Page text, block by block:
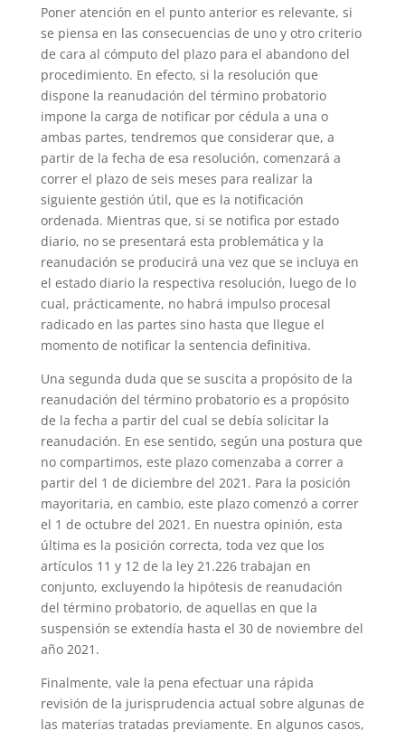
Poner atención en el punto anterior es relevante, si
se piensa en las consecuencias de uno y otro criterio
de cara al cómputo del plazo para el abandono del
procedimiento. En efecto, si la resolución que
dispone la reanudación del término probatorio
impone la carga de notificar por cédula a una o
ambas partes, tendremos que considerar que, a
partir de la fecha de esa resolución, comenzará a
correr el plazo de seis meses para realizar la
siguiente gestión útil, que es la notificación
ordenada. Mientras que, si se notifica por estado
diario, no se presentará esta problemática y la
reanudación se producirá una vez que se incluya en
el estado diario la respectiva resolución, luego de lo
cual, prácticamente, no habrá impulso procesal
radicado en las partes sino hasta que llegue el
momento de notificar la sentencia definitiva.
Una segunda duda que se suscita a propósito de la
reanudación del término probatorio es a propósito
de la fecha a partir del cual se debía solicitar la
reanudación. En ese sentido, según una postura que
no compartimos, este plazo comenzaba a correr a
partir del 1 de diciembre del 2021. Para la posición
mayoritaria, en cambio, este plazo comenzó a correr
el 1 de octubre del 2021. En nuestra opinión, esta
última es la posición correcta, toda vez que los
artículos 11 y 12 de la ley 21.226 trabajan en
conjunto, excluyendo la hipótesis de reanudación
del término probatorio, de aquellas en que la
suspensión se extendía hasta el 30 de noviembre del
año 2021.
Finalmente, vale la pena efectuar una rápida
revisión de la jurisprudencia actual sobre algunas de
las materias tratadas previamente. En algunos casos,